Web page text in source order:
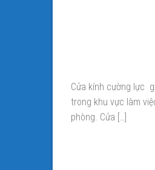
Cửa kính cường lực
trong khu vực làm
phòng. Cửa […]